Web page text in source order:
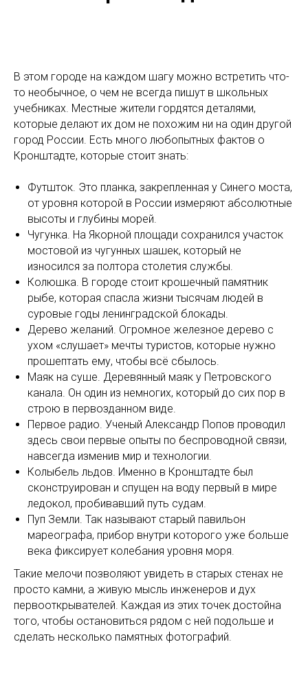
В этом городе на каждом шагу можно встретить что-
то необычное, о чем не всегда пишут в школьных
учебниках. Местные жители гордятся деталями,
которые делают их дом не похожим ни на один другой
город России. Есть много любопытных фактов о
Кронштадте, которые стоит знать:
Футшток. Это планка, закрепленная у Синего моста,
от уровня которой в России измеряют абсолютные
высоты и глубины морей.
Чугунка. На Якорной площади сохранился участок
мостовой из чугунных шашек, который не
износился за полтора столетия службы.
Колюшка. В городе стоит крошечный памятник
рыбе, которая спасла жизни тысячам людей в
суровые годы ленинградской блокады.
Дерево желаний. Огромное железное дерево с
ухом «слушает» мечты туристов, которые нужно
прошептать ему, чтобы всё сбылось.
Маяк на суше. Деревянный маяк у Петровского
канала. Он один из немногих, который до сих пор в
строю в первозданном виде.
Первое радио. Ученый Александр Попов проводил
здесь свои первые опыты по беспроводной связи,
навсегда изменив мир и технологии.
Колыбель льдов. Именно в Кронштадте был
сконструирован и спущен на воду первый в мире
ледокол, пробивавший путь судам.
Пуп Земли. Так называют старый павильон
мареографа, прибор внутри которого уже больше
века фиксирует колебания уровня моря.
Такие мелочи позволяют увидеть в старых стенах не
просто камни, а живую мысль инженеров и дух
первооткрывателей. Каждая из этих точек достойна
того, чтобы остановиться рядом с ней подольше и
сделать несколько памятных фотографий.